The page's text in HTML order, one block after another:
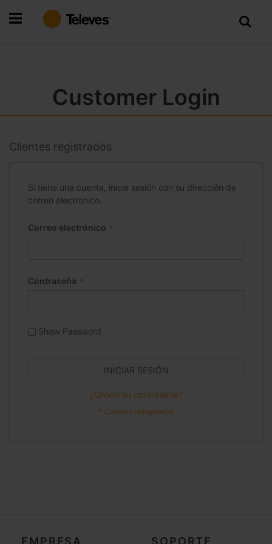
al
Customer Login
Clientes registrados
Si tiene una cuenta, inicie sesión con su dirección de
correo electrónico.
Correo electrónico
Contraseña
Show Password
INICIAR SESIÓN
¿Olvidó su contraseña?